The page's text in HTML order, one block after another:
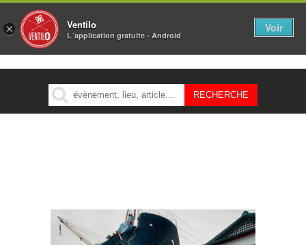
MENU
× Ventilo
L´application gratuite - Android
Voir